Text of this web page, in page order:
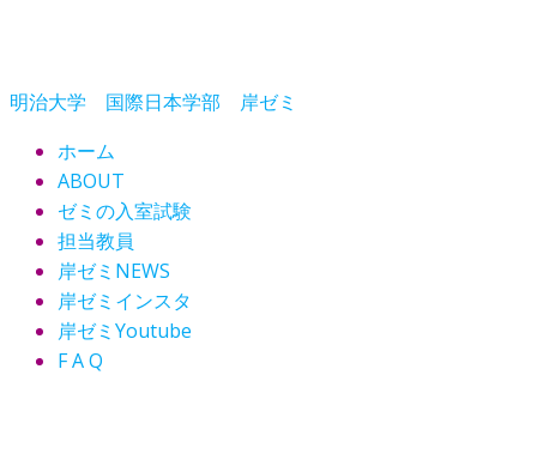
明治大学 国際日本学部 岸ゼミ
ホーム
ABOUT
ゼミの入室試験
担当教員
岸ゼミNEWS
岸ゼミインスタ
岸ゼミYoutube
F A Q